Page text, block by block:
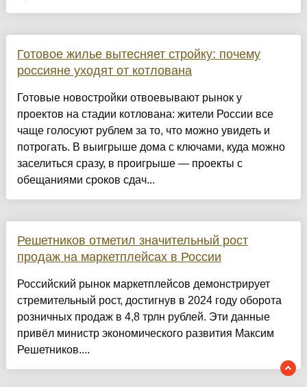
Готовое жилье вытесняет стройку: почему
россияне уходят от котлована
Готовые новостройки отвоевывают рынок у
проектов на стадии котлована: жители России все
чаще голосуют рублем за то, что можно увидеть и
потрогать. В выигрыше дома с ключами, куда можно
заселиться сразу, в проигрыше — проекты с
обещаниями сроков сдач...
Решетников отметил значительный рост
продаж на маркетплейсах в России
Российский рынок маркетплейсов демонстрирует
стремительный рост, достигнув в 2024 году оборота
розничных продаж в 4,8 трлн рублей. Эти данные
привёл министр экономического развития Максим
Решетников....